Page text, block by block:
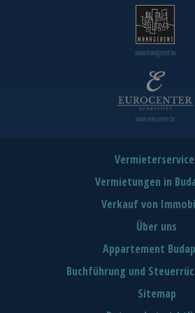
www.managerent.hu
www.eurocenter.hu
Vermietungen in
Verkauf von
Über uns
Appartement
Buchführung und
Sitemap